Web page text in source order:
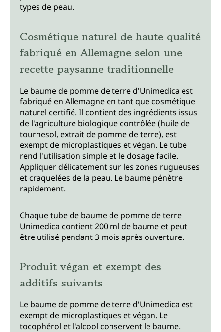
types de peau.
Cosmétique naturel de haute qualité
fabriqué en Allemagne selon une
recette paysanne traditionnelle
Le baume de pomme de terre d'Unimedica est
fabriqué en Allemagne en tant que cosmétique
naturel certifié. Il contient des ingrédients issus
de l'agriculture biologique contrôlée (huile de
tournesol, extrait de pomme de terre), est
exempt de microplastiques et végan. Le tube
rend l'utilisation simple et le dosage facile.
Appliquer délicatement sur les zones rugueuses
et craquelées de la peau. Le baume pénètre
rapidement.
Chaque tube de baume de pomme de terre
Unimedica contient 200 ml de baume et peut
être utilisé pendant 3 mois après ouverture.
Produit végan et exempt des
additifs suivants
Le baume de pomme de terre d'Unimedica est
exempt de microplastiques et végan. Le
tocophérol et l'alcool conservent le baume.